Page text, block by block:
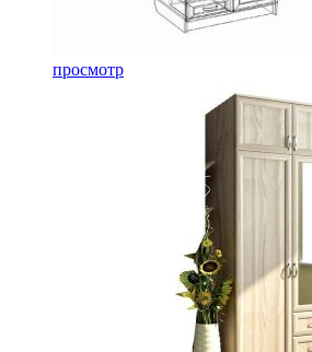
просмотр